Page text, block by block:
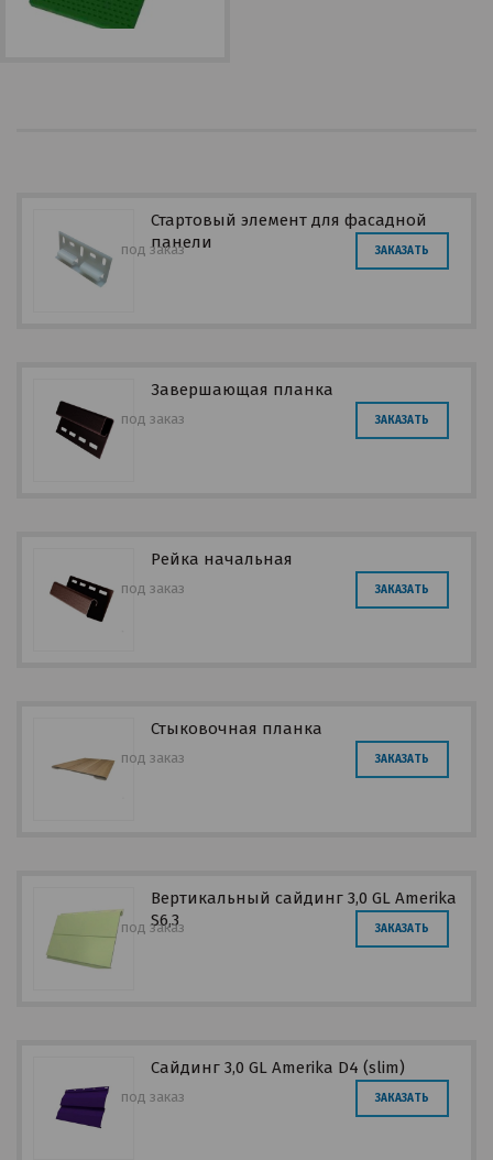
Стартовый элемент для фасадной
панели
под заказ ЗАКАЗАТЬ
Завершающая планка
под заказ ЗАКАЗАТЬ
Рейка начальная
под заказ ЗАКАЗАТЬ
Стыковочная планка
под заказ ЗАКАЗАТЬ
Вертикальный сайдинг 3,0 GL Amerika
S6,3
под заказ ЗАКАЗАТЬ
Сайдинг 3,0 GL Amerika D4 (slim)
под заказ ЗАКАЗАТЬ